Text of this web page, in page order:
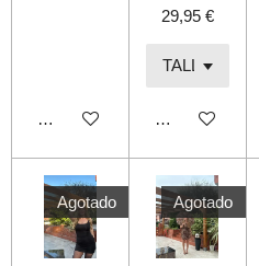
Añadir al carrito
29,95 €
Añadir al carrito
Agotado Agotado